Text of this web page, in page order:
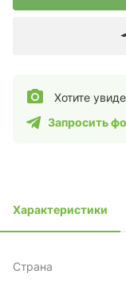
Хотите
Запросить
Характеристики
Страна